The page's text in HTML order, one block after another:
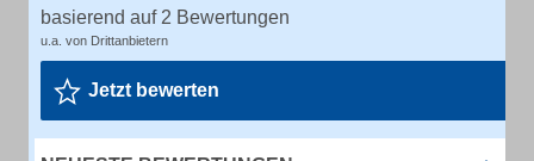
basierend auf 2 Bewertungen
u.a. von Drittanbietern
Jetzt bewerten